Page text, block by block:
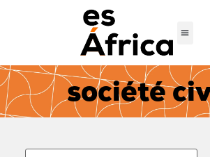
société